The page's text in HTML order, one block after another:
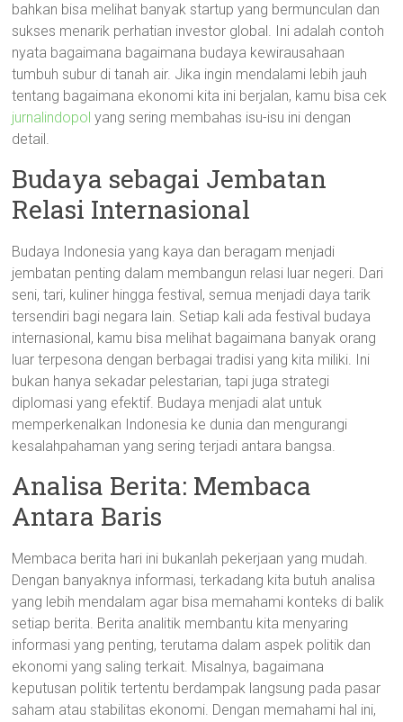
bahkan bisa melihat banyak startup yang bermunculan dan
sukses menarik perhatian investor global. Ini adalah contoh
nyata bagaimana bagaimana budaya kewirausahaan
tumbuh subur di tanah air. Jika ingin mendalami lebih jauh
tentang bagaimana ekonomi kita ini berjalan, kamu bisa cek
jurnalindopol yang sering membahas isu-isu ini dengan
detail.
Budaya sebagai Jembatan
Relasi Internasional
Budaya Indonesia yang kaya dan beragam menjadi
jembatan penting dalam membangun relasi luar negeri. Dari
seni, tari, kuliner hingga festival, semua menjadi daya tarik
tersendiri bagi negara lain. Setiap kali ada festival budaya
internasional, kamu bisa melihat bagaimana banyak orang
luar terpesona dengan berbagai tradisi yang kita miliki. Ini
bukan hanya sekadar pelestarian, tapi juga strategi
diplomasi yang efektif. Budaya menjadi alat untuk
memperkenalkan Indonesia ke dunia dan mengurangi
kesalahpahaman yang sering terjadi antara bangsa.
Analisa Berita: Membaca
Antara Baris
Membaca berita hari ini bukanlah pekerjaan yang mudah.
Dengan banyaknya informasi, terkadang kita butuh analisa
yang lebih mendalam agar bisa memahami konteks di balik
setiap berita. Berita analitik membantu kita menyaring
informasi yang penting, terutama dalam aspek politik dan
ekonomi yang saling terkait. Misalnya, bagaimana
keputusan politik tertentu berdampak langsung pada pasar
saham atau stabilitas ekonomi. Dengan memahami hal ini,